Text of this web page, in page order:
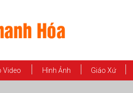
Video Hình Ảnh Giáo Xứ